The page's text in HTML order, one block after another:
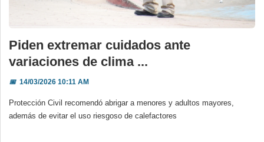
Piden extremar cuidados ante
variaciones de clima ...
📅14/03/2026 10:11 AM
Protección Civil recomendó abrigar a menores y adultos mayores,
además de evitar el uso riesgoso de calefactores